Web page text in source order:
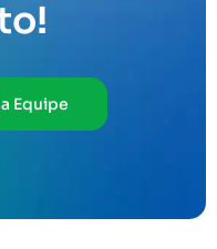
Equipe